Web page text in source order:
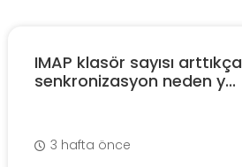
IMAP klasör sayısı arttıkça
senkronizasyon neden y...
3 hafta önce